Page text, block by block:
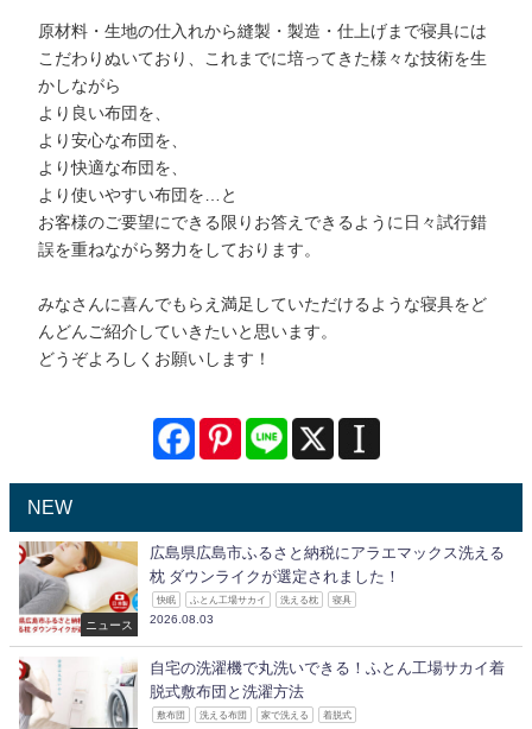
原材料・生地の仕入れから縫製・製造・仕上げまで寝具には
こだわりぬいており、これまでに培ってきた様々な技術を生
かしながら
より良い布団を、
より安心な布団を、
より快適な布団を、
より使いやすい布団を…と
お客様のご要望にできる限りお答えできるように日々試行錯
誤を重ねながら努力をしております。
みなさんに喜んでもらえ満足していただけるような寝具をど
んどんご紹介していきたいと思います。
どうぞよろしくお願いします！
NEW
ニュース
広島県広島市ふるさと納税にアラエマックス洗える
枕 ダウンライクが選定されました！
快眠 ふとん工場サカイ 洗える枕 寝具
2026.08.03
自宅の洗濯機で丸洗いできる！ふとん工場サカイ着
脱式敷布団と洗濯方法
敷布団 洗える布団 家で洗える 着脱式